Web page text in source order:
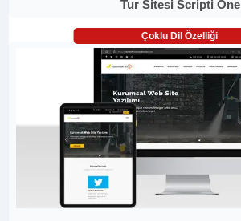
Tur Sitesi Scripti One
Çoklu Dil Özelliği